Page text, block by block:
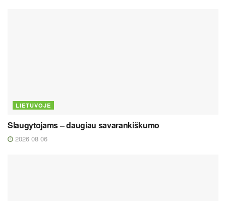
LIETUVOJE
Slaugytojams – daugiau savarankiškumo
2026 08 06